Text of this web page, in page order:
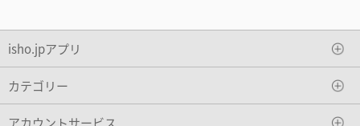
isho.jpアプリ
カテゴリー
アカウントサービス